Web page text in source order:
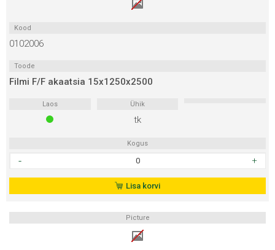
Kood
0102006
Toode
Filmi F/F akaatsia 15x1250x2500
Laos Ühik
tk
Kogus
15x1250x2500
Lisa korvi
Picture